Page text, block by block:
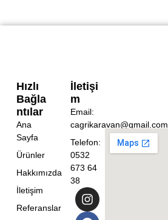
Hızlı
Bağla
Ntılar
Ana
Sayfa
Ürünler
Hakkımızda
İletişim
Referanslar
İletişi
M
Email:
cagrikaravan@gmail.com
Telefon:
0532
673 64
38